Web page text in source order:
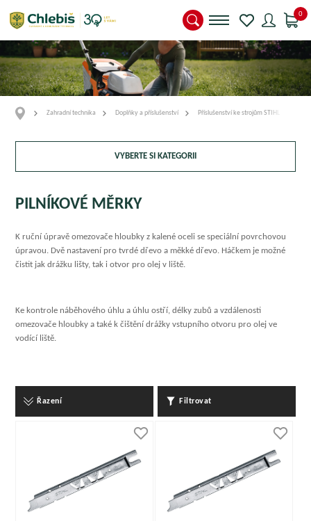
0
Zahradní technika Doplňky a příslušenství Příslušenství ke strojům STIHL
VYBERTE SI KATEGORII
PILNÍKOVÉ MĚRKY
K ruční úpravě omezovače hloubky z kalené oceli se speciální povrchovou
úpravou. Dvě nastavení pro tvrdé dřevo a měkké dřevo. Háčkem je možné
čistit jak drážku lišty, tak i otvor pro olej v liště.
Ke kontrole náběhového úhlu a úhlu ostří, délky zubů a vzdálenosti
omezovače hloubky a také k čištění drážky vstupního otvoru pro olej ve
vodící liště.
Řazení Filtrovat